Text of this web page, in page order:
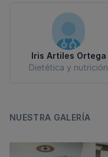
Iris Artiles Ortega
Dietética y nutrición
NUESTRA GALERÍA